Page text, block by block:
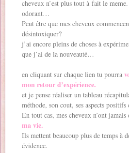
cheveux n’est plus tout à fait le
odorant…
Peut être que mes cheveux
désintoxiquer?
j’ai encore pleins de choses à
que j’ai de la nouveauté…
en cliquant sur chaque lien tu pourra
mon retour d’expérience.
et je pense réaliser un tableau
méthode, son cout, ses aspects positifs
En tout cas, mes cheveux n’ont
ma vie.
Ils mettent beaucoup plus de temps à
évidence.